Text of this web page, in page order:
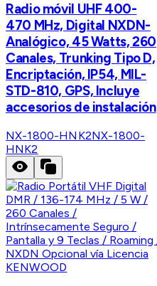
Radio móvil UHF 400-
470 MHz, Digital NXDN-
Analógico, 45 Watts, 260
Canales, Trunking Tipo D,
Encriptación, IP54, MIL-
STD-810, GPS, Incluye
accesorios de instalación
NX-1800-HNK2NX-1800-
HNK2
KENWOOD